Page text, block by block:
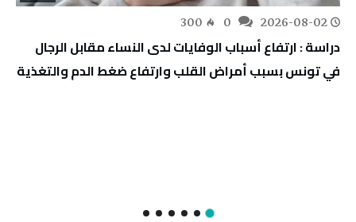
2026-08-02
300
دراسة : ارتفاع أسباب الوفايات لدى النساء مقابل الرجال
في تونس بسبب أمراض القلب وارتفاع ضغط الدم والتغذية